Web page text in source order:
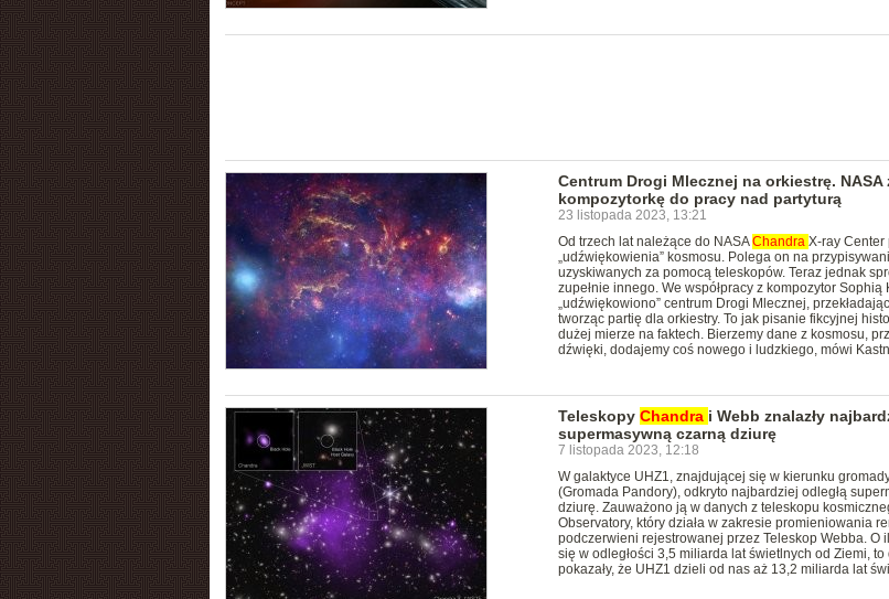
Centrum Drogi Mlecznej na orkiestrę. NASA
kompozytorkę do pracy nad partyturą
23 listopada 2023, 13:21
Od trzech lat należące do NASAChandra X-ray Center
„udźwiękowienia” kosmosu. Polega on na
uzyskiwanych za pomocą teleskopów. Teraz jednak
zupełnie innego. We współpracy z kompozytor Sophią
„udźwiękowiono” centrum Drogi Mlecznej,
tworząc partię dla orkiestry. To jak pisanie fikcyjnej
dużej mierze na faktech. Bierzemy dane z kosmosu,
dźwięki, dodajemy coś nowego i ludzkiego, mówi
Teleskopy Chandra i Webb znalazły
supermasywną czarną dziurę
7 listopada 2023, 12:18
W galaktyce UHZ1, znajdującej się w kierunku
(Gromada Pandory), odkryto najbardziej odległą
dziurę. Zauważono ją w danych z teleskopu
Observatory, który działa w zakresie promieniowania
podczerwieni rejestrowanej przez Teleskop Webba. O
się w odległości 3,5 miliarda lat świetlnych od Ziemi,
pokazały, że UHZ1 dzieli od nas aż 13,2 miliarda lat